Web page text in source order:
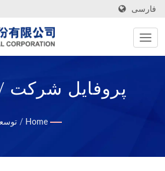
فارسی
پروفایل شرکت /
مواد نساجی و
با تکنولوژی بالا،
سال ۱۹۷۲ | Nam Liong
Home
/